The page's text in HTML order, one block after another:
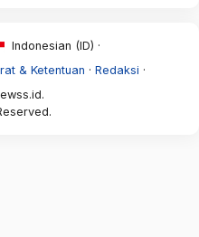
Indonesian (ID) ·
& Ketentuan · Redaksi ·